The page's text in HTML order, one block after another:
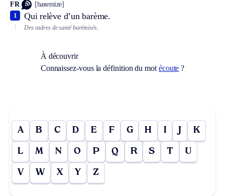
FR [baʀemize]
Qui relève d’un barème.
1
Des cadres de santé barémisés.
À découvrir
Connaissez-vous la définition du mot écoute ?
A B C D E F G H I J K
L M N O P Q R S T U
V W X Y Z